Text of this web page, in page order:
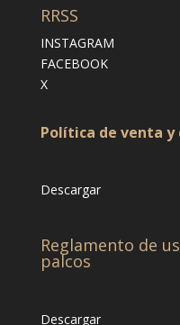
RRSS
INSTAGRAM
FACEBOOK
X
Política de venta y
Descargar
Reglamento de
palcos
Descargar